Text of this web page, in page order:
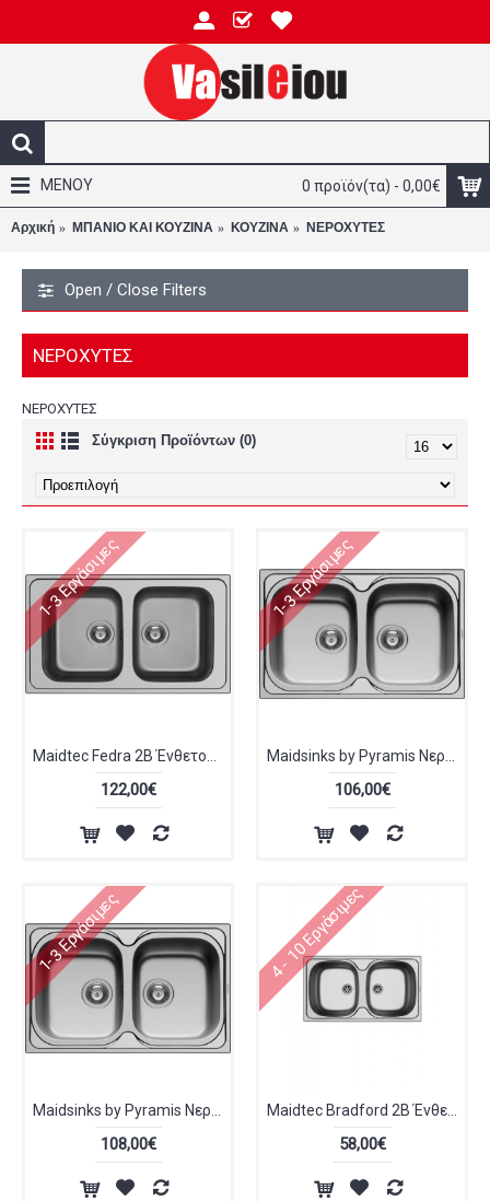
0 προϊόν(τα) - 0,00€
ΜΕΝΟΥ
Αρχική ΜΠΑΝΙΟ ΚΑΙ ΚΟΥΖΙΝΑ ΚΟΥΖΙΝΑ ΝΕΡΟΧΥΤΕΣ
Open / Close Filters
ΝΕΡΟΧΥΤΕΣ
ΝΕΡΟΧΥΤΕΣ
Σύγκριση Προϊόντων (0)
1-3 Εργάσιμες
122,00€
1-3 Εργάσιμες
106,00€
1-3 Εργάσιμες
108,00€
4 - 10 Εργάσιμες
58,00€